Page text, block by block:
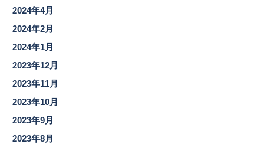
2024年4月
2024年2月
2024年1月
2023年12月
2023年11月
2023年10月
2023年9月
2023年8月